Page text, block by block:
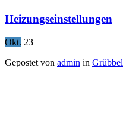
Heizungseinstellungen
Okt. 23
Gepostet von admin in Grübbel